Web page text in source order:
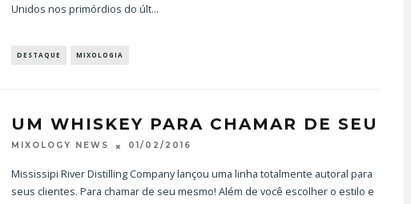
Unidos nos primórdios do últ...
DESTAQUE MIXOLOGIA
UM WHISKEY PARA CHAMAR DE SEU
MIXOLOGY NEWS 01/02/2016
Mississipi River Distilling Company lançou uma linha totalmente autoral para
seus clientes. Para chamar de seu mesmo! Além de você escolher o estilo e
RAND BARTENDER: DE BOA